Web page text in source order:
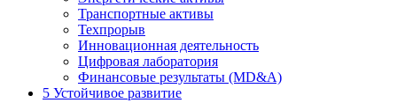
Транспортные активы
Техпрорыв
Инновационная деятельность
Цифровая лаборатория
Финансовые результаты (MD&A)
5 Устойчивое развитие